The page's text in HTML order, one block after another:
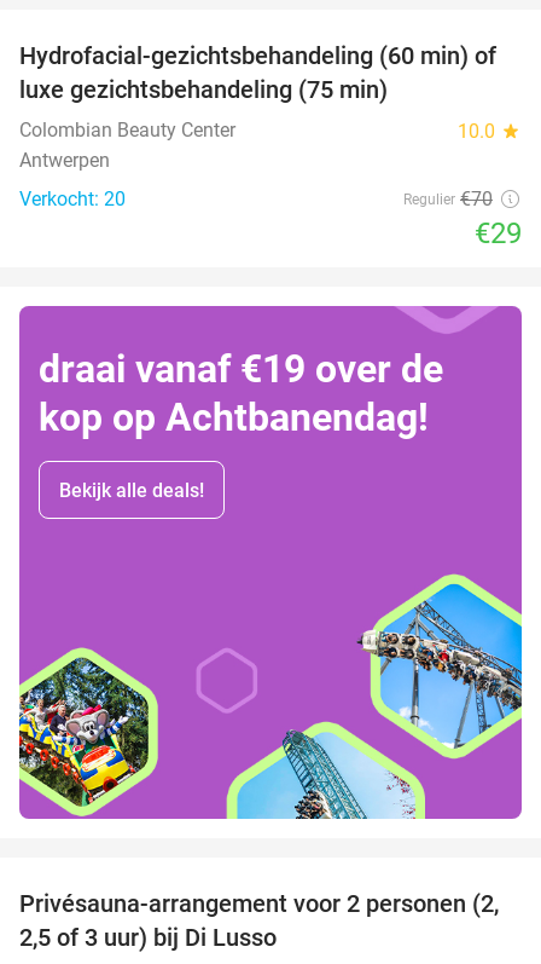
59%
Hydrofacial-gezichtsbehandeling (60 min) of
luxe gezichtsbehandeling (75 min)
Colombian Beauty Center 10.0 star
Antwerpen
Verkocht: 20
Regulier €70
€29
draai vanaf €19 over de
kop op Achtbanendag!
Bekijk alle deals!
26%
Privésauna-arrangement voor 2 personen (2,
2,5 of 3 uur) bij Di Lusso